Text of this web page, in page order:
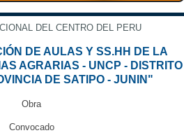
DEL CENTRO DEL PERU
DE AULAS Y SS.HH DE LA
AGRARIAS - UNCP - DISTRITO
DE SATIPO - JUNIN"
Obra
Convocado